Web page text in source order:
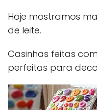
Hoje mostramos
de leite.
Casinhas feitas
perfeitas para